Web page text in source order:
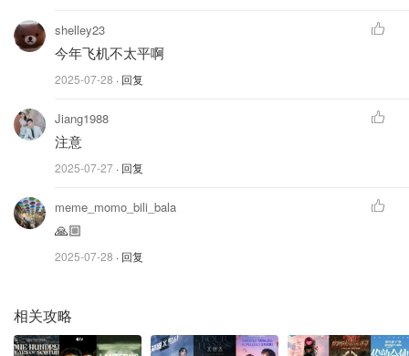
shelley23
今年飞机不太平啊
2025-07-28 · 回复
Jiang1988
注意
2025-07-27 · 回复
meme_momo_bili_bala
🙏🏼
2025-07-28 · 回复
相关攻略